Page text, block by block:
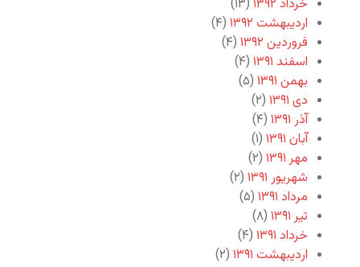
خرداد ۱۳۹۲
(۱۳)
اردیبهشت ۱۳۹۲
(۴)
فروردین ۱۳۹۲
(۴)
اسفند ۱۳۹۱
(۴)
بهمن ۱۳۹۱
(۵)
دی ۱۳۹۱
(۲)
آذر ۱۳۹۱
(۴)
آبان ۱۳۹۱
(۱)
مهر ۱۳۹۱
(۲)
شهریور ۱۳۹۱
(۲)
مرداد ۱۳۹۱
(۵)
تیر ۱۳۹۱
(۸)
خرداد ۱۳۹۱
(۴)
اردیبهشت ۱۳۹۱
(۲)